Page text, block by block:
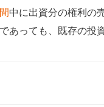
中に出資分の権利の
あっても、既存の投